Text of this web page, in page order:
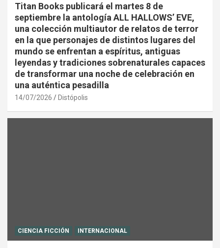
Titan Books publicará el martes 8 de
septiembre la antología ALL HALLOWS’ EVE,
una colección multiautor de relatos de terror
en la que personajes de distintos lugares del
mundo se enfrentan a espíritus, antiguas
leyendas y tradiciones sobrenaturales capaces
de transformar una noche de celebración en
una auténtica pesadilla
14/07/2026 Distópolis
CIENCIA FICCIÓN INTERNACIONAL